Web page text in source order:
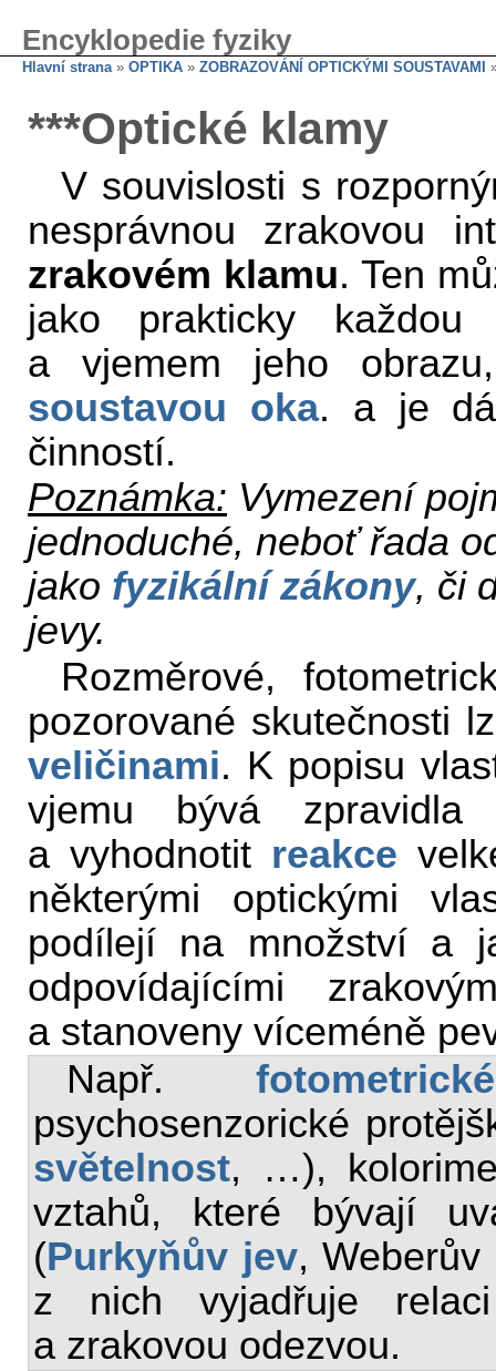
Encyklopedie fyziky
Hlavní strana» OPTIKA » ZOBRAZOVÁNÍ OPTICKÝMI SOUSTAVAMI
***Optické klamy
V souvislosti s
nesprávnou zrakovou
zrakovém klamu. Ten
jako prakticky každou
a vjemem jeho
soustavou oka. a je
činností.
Poznámka: Vymezení
jednoduché, neboť řada
jako fyzikální zákony, či
jevy.
Rozměrové,
pozorované skutečnosti
veličinami. K popisu
vjemu bývá zpravidla
a vyhodnotit reakce
některými optickými
podílejí na množství a
odpovídajícími
a stanoveny víceméně
Např.
psychosenzorické
světelnost, …),
vztahů, které bývají
(Purkyňův jev,
z nich vyjadřuje
a zrakovou odezvou.